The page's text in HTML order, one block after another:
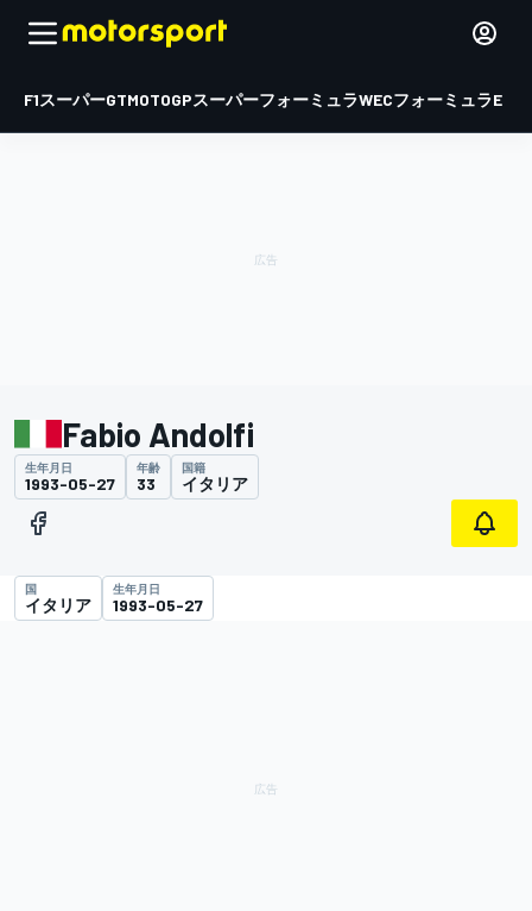
F1スーパーGTMOTOGPスーパーフォーミュラWECフォーミュラE
Fabio Andolfi
生年月日
1993-05-27
年齢
33
国籍
イタリア
国
イタリア
生年月日
1993-05-27